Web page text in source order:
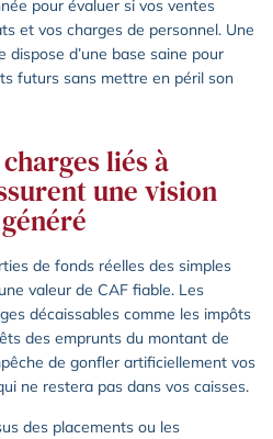
pour évaluer si vos ventes
et vos charges de personnel. Une
dispose d’une base saine pour
futurs sans mettre en péril son
liés à
une vision
de fonds réelles des simples
valeur de CAF fiable. Les
décaissables comme les impôts
des emprunts du montant de
de gonfler artificiellement vos
ne restera pas dans vos caisses.
des placements ou les